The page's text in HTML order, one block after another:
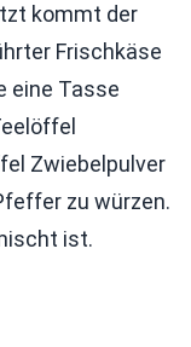
kommt der
Frischkäse
eine Tasse
Zwiebelpulver
zu würzen.
ist.